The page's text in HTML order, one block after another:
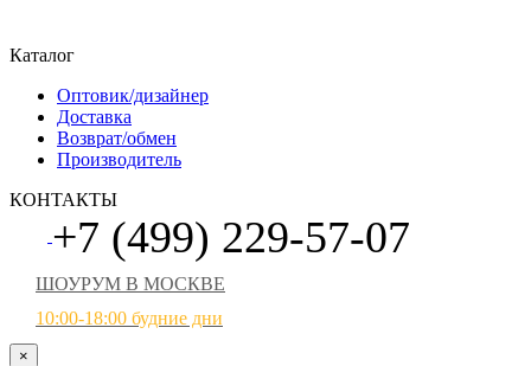
Каталог
Оптовик/дизайнер
Доставка
Возврат/обмен
Производитель
КОНТАКТЫ
+7 (499) 229-57-07
ШОУРУМ В МОСКВЕ
10:00-18:00 будние дни
×